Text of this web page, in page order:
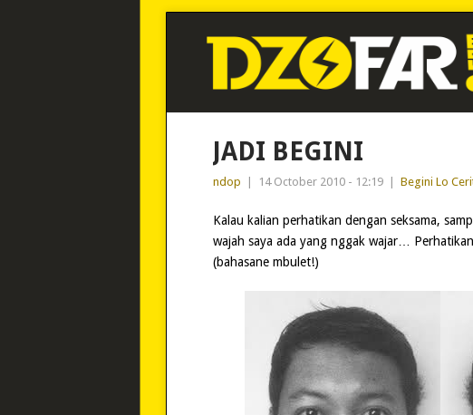
JADI BEGINI
ndop 14 October 2010 - 12:19 Begini Lo
Kalau kalian perhatikan dengan seksama,
wajah saya ada yang nggak wajar…
(bahasane mbulet!)